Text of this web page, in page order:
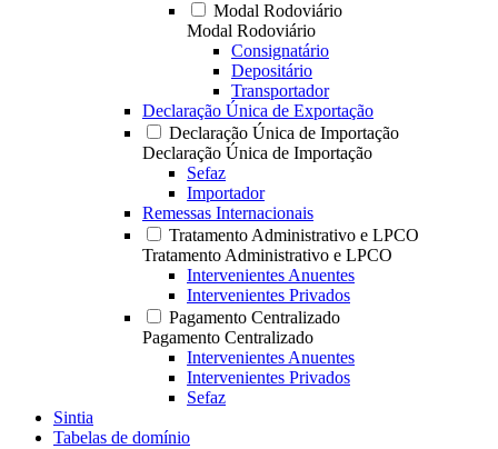
Modal Rodoviário
Modal Rodoviário
Consignatário
Depositário
Transportador
Declaração Única de Exportação
Declaração Única de Importação
Declaração Única de Importação
Sefaz
Importador
Remessas Internacionais
Tratamento Administrativo e LPCO
Tratamento Administrativo e LPCO
Intervenientes Anuentes
Intervenientes Privados
Pagamento Centralizado
Pagamento Centralizado
Intervenientes Anuentes
Intervenientes Privados
Sefaz
Sintia
Tabelas de domínio